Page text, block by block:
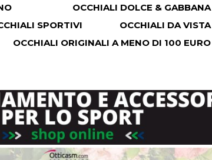
OCCHIALI DOLCE & GABBANA
SPORTIVI
OCCHIALI DA VISTA
OCCHIALI ORIGINALI A MENO DI 100 EURO